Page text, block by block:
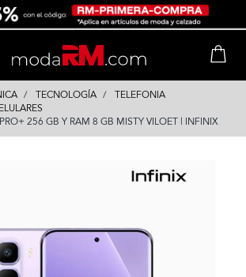
TECNOLOGÍA
TELEFONIA
256 GB Y RAM 8 GB MISTY VILOET | INFINIX